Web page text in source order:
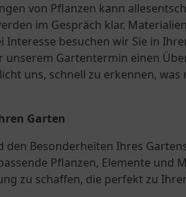
von Pflanzen kann
im Gespräch klar.
Interesse besuchen wir Sie in
unserem Gartentermin einen
uns, schnell zu erkennen,
Garten
den Besonderheiten Ihres
Pflanzen, Elemente und
zu schaffen, die perfekt zu